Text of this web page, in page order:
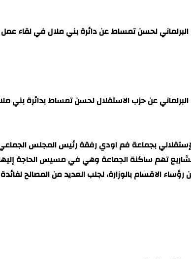
لحسن تمساط عن دائرة بني ملال في لقاء عمل مع
عن حزب الاستقلال لحسن تمساط بدائرة بني
بجماعة فم اودي رفقة رئيس المجلس
تهم ساكنة الجماعة وهي في مسيس الحاجة
الاقسام بالوزارة، لجلب العديد من المصالح